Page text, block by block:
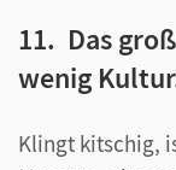
11. Das
wenig
Klingt kitschig,